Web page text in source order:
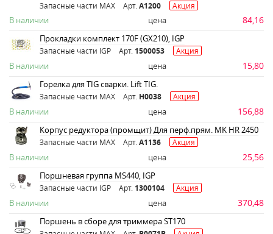
Запасные части MAX Арт. A1200 Акция
В наличии цена 84,16
Прокладки комплект 170F (GX210), IGP
Запасные части IGP Арт. 1500053 Акция
В наличии цена 15,80
Горелка для TIG сварки. Lift TIG.
Запасные части MAX Арт. H0038 Акция
В наличии цена 156,88
Корпус редуктора (промщит) Для перф.прям. МK HR 2450
Запасные части MAX Арт. A1136 Акция
В наличии цена 25,56
Поршневая группа MS440, IGP
Запасные части IGP Арт. 1300104 Акция
В наличии цена 370,48
Поршень в сборе для триммера ST170